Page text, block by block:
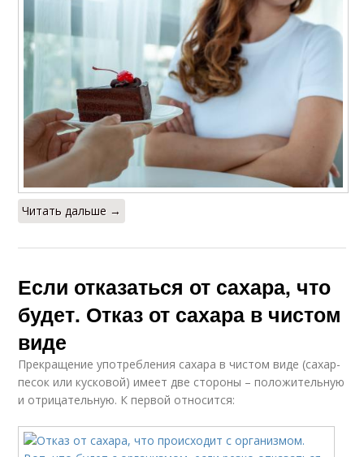
Читать дальше →
Если отказаться от сахара, что
будет. Отказ от сахара в чистом
виде
Прекращение употребления сахара в чистом виде (сахар-
песок или кусковой) имеет две стороны – положительную
и отрицательную. К первой относится: